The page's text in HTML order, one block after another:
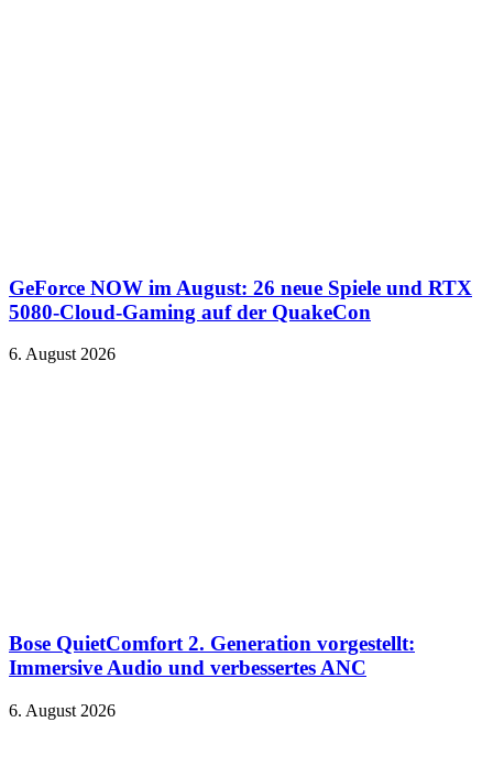
GeForce NOW im August: 26 neue Spiele und RTX
5080-Cloud-Gaming auf der QuakeCon
6. August 2026
Bose QuietComfort 2. Generation vorgestellt:
Immersive Audio und verbessertes ANC
6. August 2026